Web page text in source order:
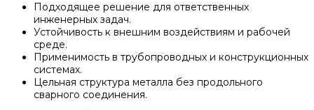
Подходящее решение для ответственных
инженерных задач.
Устойчивость к внешним воздействиям и рабочей
среде.
Применимость в трубопроводных и конструкционных
системах.
Цельная структура металла без продольного
сварного соединения.